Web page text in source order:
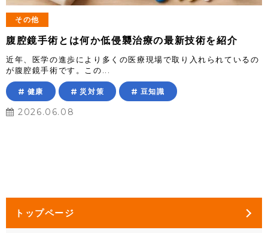
その他
腹腔鏡手術とは何か低侵襲治療の最新技術を紹介
近年、医学の進歩により多くの医療現場で取り入れられているの
が腹腔鏡手術です。この...
健康 災対策 豆知識
2026.06.08
トップページ